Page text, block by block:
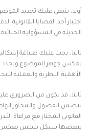
أولا، ينبغي عليك تحديد
اختيار أحد القضايا القانونية
الحديثة في المسؤولية
ثانيا، يجب عليك صياغة
يعكس جوهر الموضوع ويحدد
الأهمية النظرية والعملية
ثالثا، قد يكون من الضروري
تتضمن الفصول والمحاور
القانوني المختار مع مراعاة
ببعضها بشكل سلس يعكس